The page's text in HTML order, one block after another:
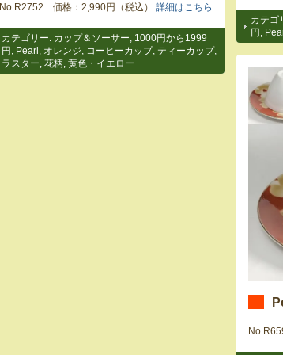
カテゴ
円
No.R2752 価格：2,990円（税込） 詳細はこちら
カテゴリー: カップ＆ソーサー
1000円から1999
円
Pearl オレンジ コーヒーカップ, ティーカップ,
ラスター 花柄 黄色・イエロー